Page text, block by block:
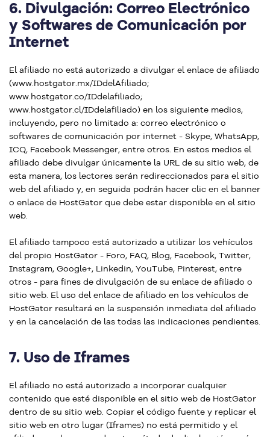
6. Divulgación: Correo Electrónico
y Softwares de Comunicación por
Internet
El afiliado no está autorizado a divulgar el enlace de afiliado
(www.hostgator.mx/IDdelAfiliado;
www.hostgator.co/IDdelafiliado;
www.hostgator.cl/IDdelafiliado) en los siguiente medios,
incluyendo, pero no limitado a: correo electrónico o
softwares de comunicación por internet - Skype, WhatsApp,
ICQ, Facebook Messenger, entre otros. En estos medios el
afiliado debe divulgar únicamente la URL de su sitio web, de
esta manera, los lectores serán redireccionados para el sitio
web del afiliado y, en seguida podrán hacer clic en el banner
o enlace de HostGator que debe estar disponible en el sitio
web.
El afiliado tampoco está autorizado a utilizar los vehículos
del propio HostGator - Foro, FAQ, Blog, Facebook, Twitter,
Instagram, Google+, Linkedin, YouTube, Pinterest, entre
otros - para fines de divulgación de su enlace de afiliado o
sitio web. El uso del enlace de afiliado en los vehículos de
HostGator resultará en la suspensión inmediata del afiliado
y en la cancelación de las todas las indicaciones pendientes.
7. Uso de Iframes
El afiliado no está autorizado a incorporar cualquier
contenido que esté disponible en el sitio web de HostGator
dentro de su sitio web. Copiar el código fuente y replicar el
sitio web en otro lugar (Iframes) no está permitido y el